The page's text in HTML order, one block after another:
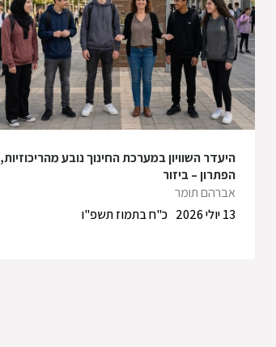
היעדר השוויון במערכת החינוך נובע מהריכוזיות,
הפתרון – ביזור
אברהם תומר
כ"ח בתמוז תשפ"ו
13 יולי 2026